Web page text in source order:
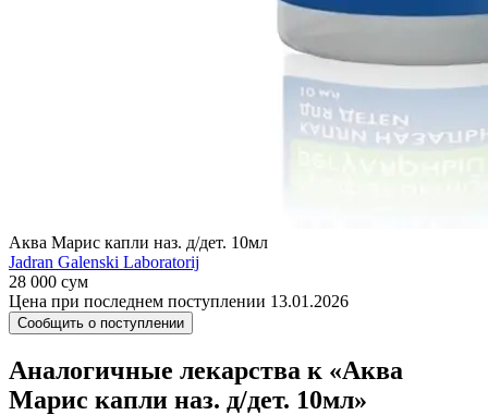
Аква Марис капли наз. д/дет. 10мл
Jadran Galenski Laboratorij
28 000 сум
Цена при последнем поступлении 13.01.2026
Сообщить о поступлении
Аналогичные лекарства к «Аква
Марис капли наз. д/дет. 10мл»